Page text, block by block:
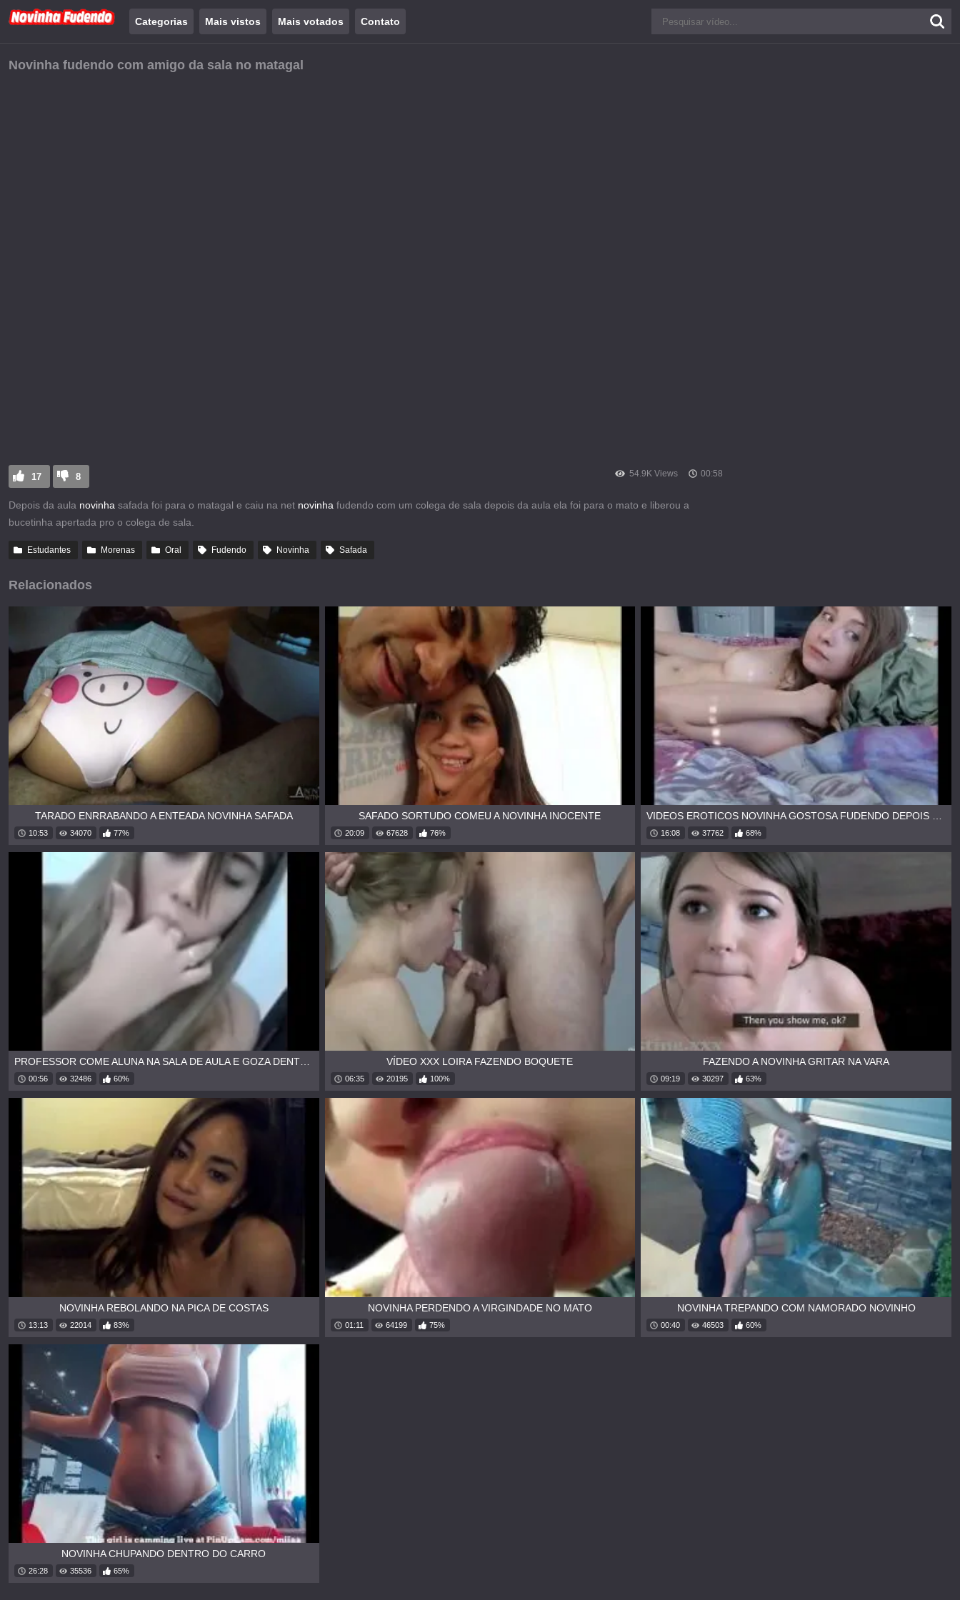
Categorias Mais vistos Mais votados Contato
Novinha fudendo com amigo da sala no matagal
17 8 54.9K Views 00:58
Depois da aula novinha safada foi para o matagal e caiu na net novinha fudendo com um colega de sala depois da aula ela foi para o mato e liberou a
bucetinha apertada pro o colega de sala.
Estudantes Morenas Oral Fudendo Novinha Safada
Relacionados
TARADO ENRRABANDO A ENTEADA NOVINHA SAFADA
10:53 34070 77%
SAFADO SORTUDO COMEU A NOVINHA INOCENTE
20:09 67628 76% 16:08 37762 68%
PROFESSOR COME ALUNA NA SALA DE AULA E GOZA DENTRO
00:56 32486 60%
VÍDEO XXX LOIRA FAZENDO BOQUETE
06:35 20195 100%
FAZENDO A NOVINHA GRITAR NA VARA
09:19 30297 63%
NOVINHA REBOLANDO NA PICA DE COSTAS
13:13 22014 83%
NOVINHA PERDENDO A VIRGINDADE NO MATO
01:11 64199 75%
NOVINHA TREPANDO COM NAMORADO NOVINHO
00:40 46503 60%
NOVINHA CHUPANDO DENTRO DO CARRO
26:28 35536 65%